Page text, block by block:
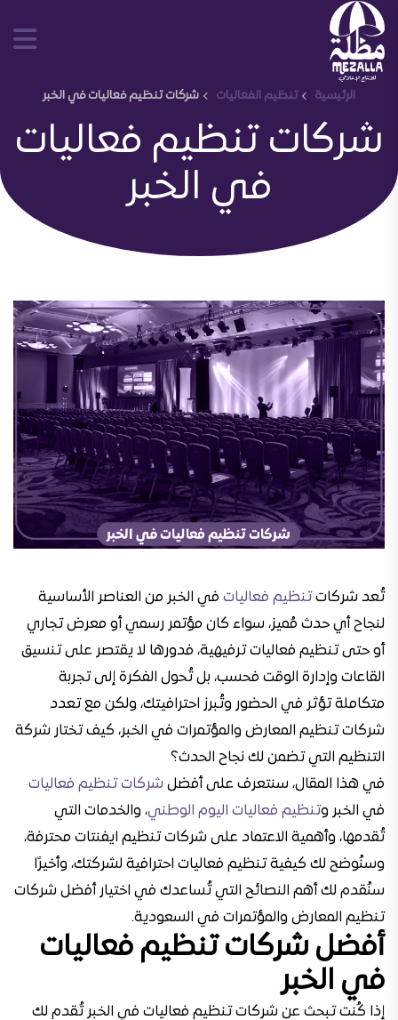
الرئيسية تنظيم الفعاليات شركات تنظيم فعاليات في الخبر
شركات تنظيم فعاليات
في الخبر
تُعد شركاتتنظيم فعاليات في الخبر من العناصر الأساسية
لنجاح أي حدث مُميز، سواء كان مؤتمر رسمي أو معرض تجاري
أو حتى تنظيم فعاليات ترفيهية، فدورها لا يقتصر على تنسيق
القاعات وإدارة الوقت فحسب، بل تُحول الفكرة إلى تجربة
متكاملة تؤثر في الحضور وتُبرز احترافيتك، ولكن مع تعدد
شركات تنظيم المعارض والمؤتمرات في الخبر، كيف تختار شركة
التنظيم التي تضمن لك نجاح الحدث؟
في هذا المقال، سنتعرف على أفضل شركات تنظيم فعاليات
في الخبر وتنظيم فعاليات اليوم الوطني، والخدمات التي
تُقدمها، وأهمية الاعتماد على شركات تنظيم ايفنتات محترفة،
وسنُوضح لك كيفية تنظيم فعاليات احترافية لشركتك، وأخيرًا
سنُقدم لك أهم النصائح التي تُساعدك في اختيار أفضل شركات
تنظيم المعارض والمؤتمرات في السعودية.
أفضل شركات تنظيم فعاليات
في الخبر
إذا كُنت تبحث عن شركات تنظيم فعاليات في الخبر تُقدم لك